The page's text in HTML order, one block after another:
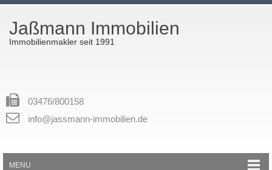
Jaßmann Immobilien
Immobilienmakler seit 1991
03476/800158
info@jassmann-immobilien.de
MENU